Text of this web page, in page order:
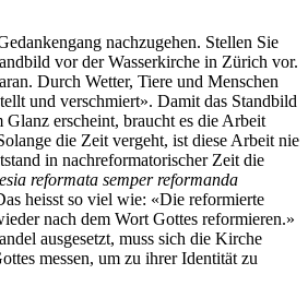
nachzugehen. Stellen Sie
vor der Wasserkirche in Zürich vor.
Durch Wetter, Tiere und Menschen
und verschmiert». Damit das Standbild
erscheint, braucht es die Arbeit
die Zeit vergeht, ist diese Arbeit nie
in nachreformatorischer Zeit die
reformata semper reformanda
heisst so viel wie: «Die reformierte
nach dem Wort Gottes reformieren.»
ausgesetzt, muss sich die Kirche
messen, um zu ihrer Identität zu